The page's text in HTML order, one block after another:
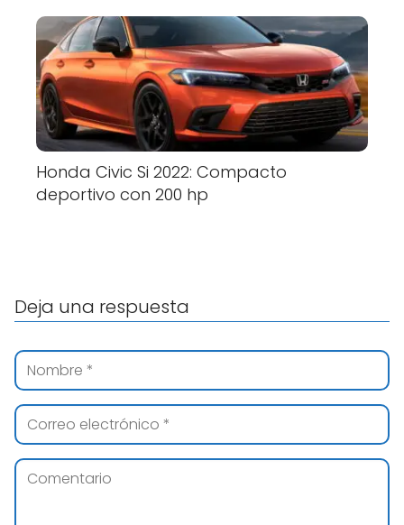
Honda Civic Si 2022: Compacto
deportivo con 200 hp
Deja una respuesta